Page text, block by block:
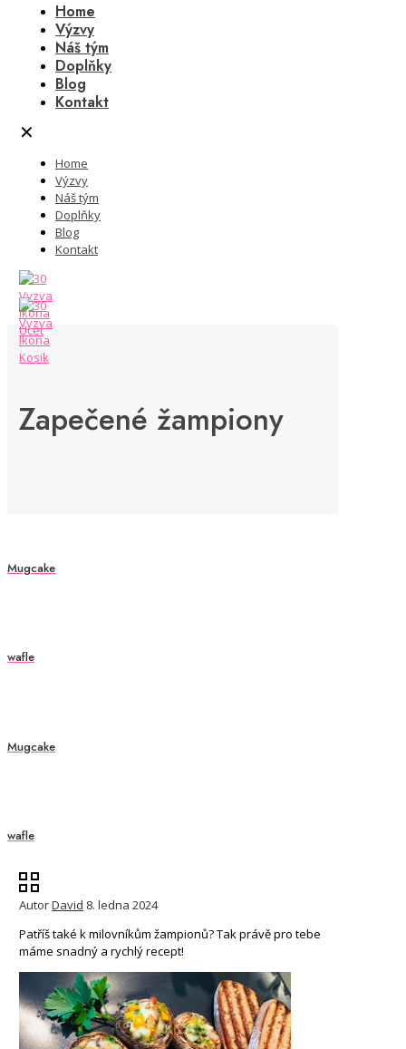
Home
Výzvy
Náš tým
Doplňky
Blog
Kontakt
✕
Home
Výzvy
Náš tým
Doplňky
Blog
Kontakt
Zapečené žampiony
Mugcake
wafle
Mugcake
wafle
AutorDavid 8. ledna 2024
Patříš také k milovníkům žampionů? Tak právě pro tebe
máme snadný a rychlý recept!